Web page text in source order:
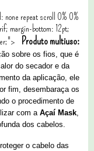
repeat scroll 0% 0%
margin-bottom: 12pt;
Produto multiuso:
sobre os fios, que é
do secador e da
da aplicação, ele
fim, desembaraça os
o procedimento de
com a Açaí Mask,
dos cabelos.
o cabelo das